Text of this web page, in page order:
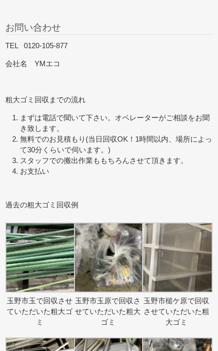
お問い合わせ
TEL 0120-105-877
会社名 YMエコ
粗大ゴミ回収までの流れ
まずは電話で聞いて下さい。オペレーターがご相談をお聞
き致します。
無料でのお見積もり(当日回収OK！1時間以内、場所によっ
て30分くらいで伺います。)
スタッフでの搬出作業ももちろんさせて頂きます。
お支払い
過去の粗大ゴミ回収例
玉野市玉で回収させ
ていただいた粗大ゴ
ミ
玉野市玉原で回収さ
せていただいた粗大
ゴミ
玉野市槌ケ原で回収
させていただいた粗
大ゴミ